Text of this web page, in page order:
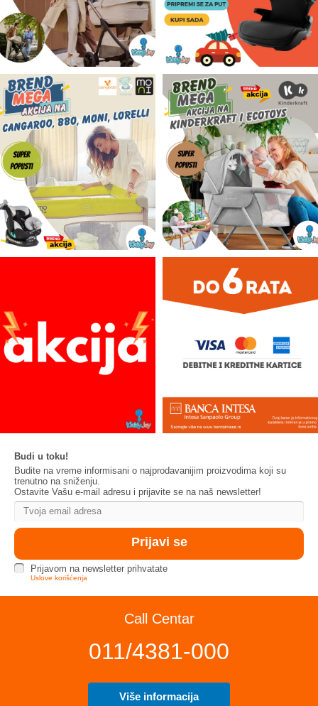
Budi u toku!
Budite na vreme informisani o najprodavanijim proizvodima koji su
trenutno na sniženju.
Ostavite Vašu e-mail adresu i prijavite se na naš newsletter!
Prijavom na newsletter prihvatate
Uslove korišćenja
Call Centar
011/4381-000
Više informacija